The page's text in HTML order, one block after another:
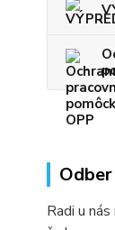
Radi u